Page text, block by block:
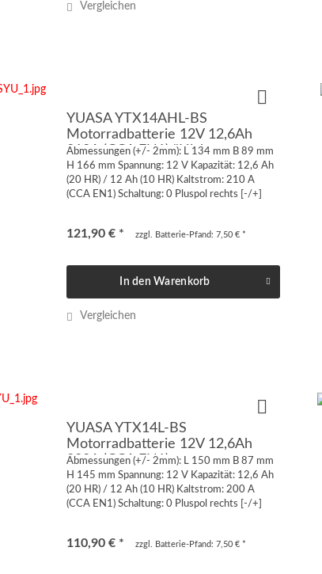
Vergleichen
YUASA YTX14AHL-BS
Motorradbatterie 12V 12,6Ah
210A (CCA EN1) "High-
Performance"
Abmessungen (+/- 2mm): L 134 mm B 89 mm
H 166 mm Spannung: 12 V Kapazität: 12,6 Ah
(20 HR) / 12 Ah (10 HR) Kaltstrom: 210 A
(CCA EN1) Schaltung: 0 Pluspol rechts [-/+]
121,90 € * zzgl. Batterie-Pfand: 7,50 € *
In den Warenkorb
Vergleichen
YUASA YTX14L-BS
Motorradbatterie 12V 12,6Ah
200A (CCA EN1)
Abmessungen (+/- 2mm): L 150 mm B 87 mm
H 145 mm Spannung: 12 V Kapazität: 12,6 Ah
(20 HR) / 12 Ah (10 HR) Kaltstrom: 200 A
(CCA EN1) Schaltung: 0 Pluspol rechts [-/+]
110,90 € * zzgl. Batterie-Pfand: 7,50 € *